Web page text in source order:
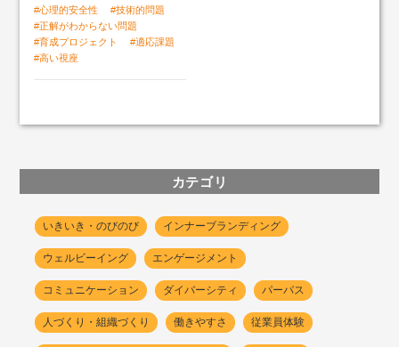
#心理的安全性
#技術的問題
#正解がわからない問題
#育成プロジェクト
#適応課題
#高い視座
カテゴリ
いきいき・のびのび インナーブランディング
ウェルビーイング エンゲージメント
コミュニケーション ダイバーシティ パーパス
人づくり・組織づくり 働きやすさ 従業員体験